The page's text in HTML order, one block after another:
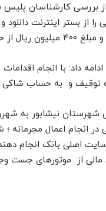
ی
ل
بررسی کارشناسان پلیس
را از بستر اینترنت
مجاز برداشت شده است.
داد: با انجام
توقیف و به حساب
شهرستان نیشابور به
در انجام اعمال مجرمانه
سایت اصلی بانک انجام
مالی از موتورهای جست